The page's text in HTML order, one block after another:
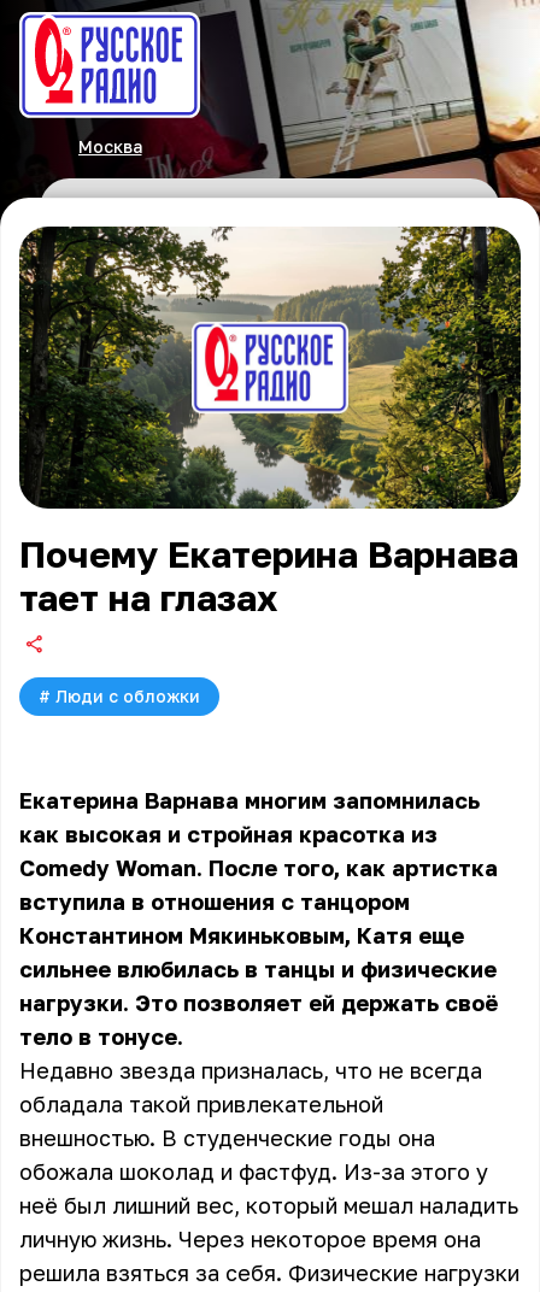
Москва
Почему Екатерина Варнава
тает на глазах
# Люди с обложки
Екатерина Варнава многим запомнилась
как высокая и стройная красотка из
Comedy Woman. После того, как артистка
вступила в отношения с танцором
Константином Мякиньковым, Катя еще
сильнее влюбилась в танцы и физические
нагрузки. Это позволяет ей держать своё
тело в тонусе.
Недавно звезда призналась, что не всегда
обладала такой привлекательной
внешностью. В студенческие годы она
обожала шоколад и фастфуд. Из-за этого у
неё был лишний вес, который мешал наладить
личную жизнь. Через некоторое время она
решила взяться за себя. Физические нагрузки